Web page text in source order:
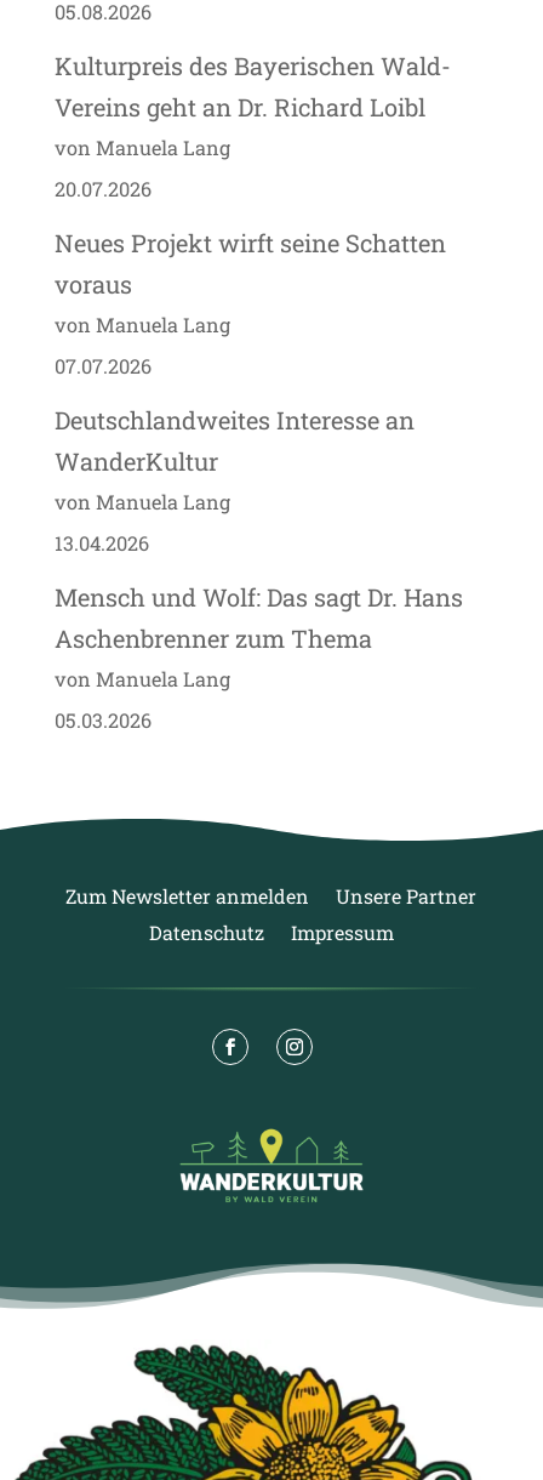
05.08.2026
Kulturpreis des Bayerischen Wald-
Vereins geht an Dr. Richard Loibl
von Manuela Lang
20.07.2026
Neues Projekt wirft seine Schatten
voraus
von Manuela Lang
07.07.2026
Deutschlandweites Interesse an
WanderKultur
von Manuela Lang
13.04.2026
Mensch und Wolf: Das sagt Dr. Hans
Aschenbrenner zum Thema
von Manuela Lang
05.03.2026
Zum Newsletter anmelden
Unsere Partner
Datenschutz
Impressum